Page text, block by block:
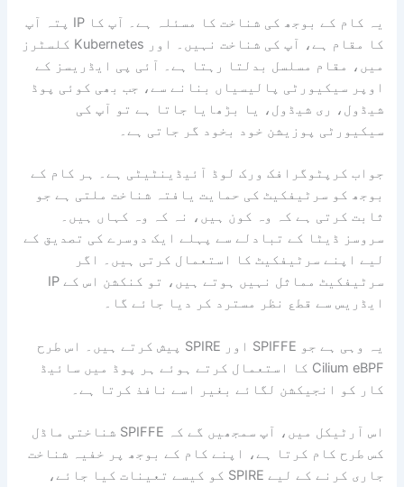
یہ کام کے بوجھ کی شناخت کا مسئلہ ہے۔ آپ کا IP پتہ آپ
کا مقام ہے، آپ کی شناخت نہیں۔ اور Kubernetes کلسٹرز
میں، مقام مسلسل بدلتا رہتا ہے۔ آئی پی ایڈریسز کے
اوپر سیکیورٹی پالیسیاں بنانے سے، جب بھی کوئی پوڈ
شیڈول، ری شیڈول، یا بڑھایا جاتا ہے تو آپ کی
سیکیورٹی پوزیشن خود بخود گر جاتی ہے۔
جواب کرپٹوگرافک ورک لوڈ آئیڈینٹیٹی ہے۔ ہر کام کے
بوجھ کو سرٹیفکیٹ کی حمایت یافتہ شناخت ملتی ہے جو
ثابت کرتی ہے کہ وہ کون ہیں، نہ کہ وہ کہاں ہیں۔
سروسز ڈیٹا کے تبادلے سے پہلے ایک دوسرے کی تصدیق کے
لیے اپنے سرٹیفکیٹ کا استعمال کرتی ہیں۔ اگر
سرٹیفکیٹ مماثل نہیں ہوتے ہیں، تو کنکشن اس کے IP
ایڈریس سے قطع نظر مسترد کر دیا جائے گا۔
یہ وہی ہے جو SPIFFE اور SPIRE پیش کرتے ہیں۔ اس طرح
Cilium eBPF کا استعمال کرتے ہوئے ہر پوڈ میں سائیڈ
کار کو انجیکشن لگائے بغیر اسے نافذ کرتا ہے۔
اس آرٹیکل میں، آپ سمجھیں گے کہ SPIFFE شناختی ماڈل
کس طرح کام کرتا ہے، اپنے کام کے بوجھ پر خفیہ شناخت
جاری کرنے کے لیے SPIRE کو کیسے تعینات کیا جائے،